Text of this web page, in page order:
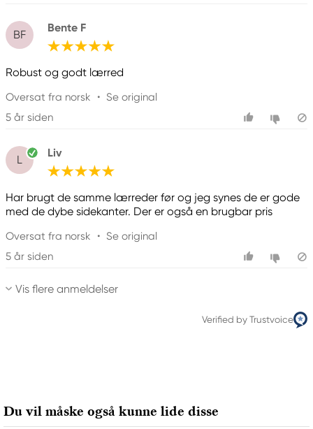
BF
Bente F
Robust og godt lærred
Oversat fra norsk • Se original
5 år siden
L
Liv
Har brugt de samme lærreder før og jeg synes de er gode
med de dybe sidekanter. Der er også en brugbar pris
Oversat fra norsk • Se original
5 år siden
Vis flere anmeldelser
Verified by Trustvoice
Du vil måske også kunne lide disse